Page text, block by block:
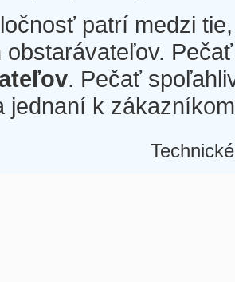
patrí medzi
obstarávateľov.
. Pečať
jednaní k